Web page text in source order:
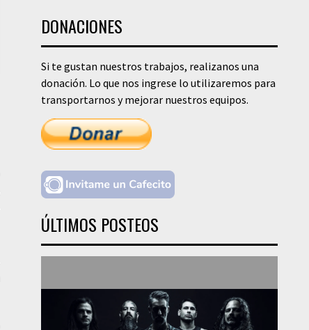
DONACIONES
Si te gustan nuestros trabajos, realizanos una
donación. Lo que nos ingrese lo utilizaremos para
transportarnos y mejorar nuestros equipos.
ÚLTIMOS POSTEOS